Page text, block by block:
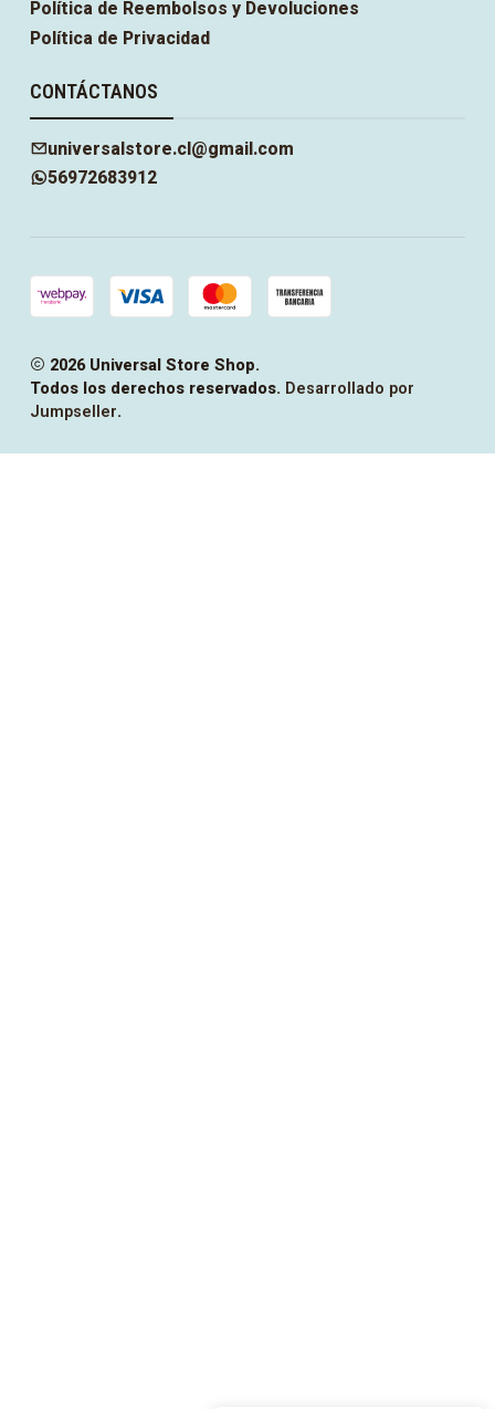
Política de Reembolsos y Devoluciones
Política de Privacidad
CONTÁCTANOS
universalstore.cl@gmail.com
56972683912
2026 Universal Store Shop.
Todos los derechos reservados. Desarrollado por
Jumpseller.